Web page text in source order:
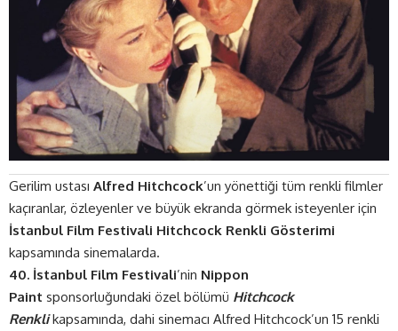
Gerilim ustası Alfred Hitchcock’un yönettiği tüm renkli filmler
kaçıranlar, özleyenler ve büyük ekranda görmek isteyenler için
İstanbul Film Festivali Hitchcock Renkli Gösterimi
kapsamında sinemalarda.
40. İstanbul Film Festivali’nin Nippon
Paint sponsorluğundaki özel bölümü Hitchcock
Renklikapsamında, dahi sinemacı Alfred Hitchcock’un 15 renkli